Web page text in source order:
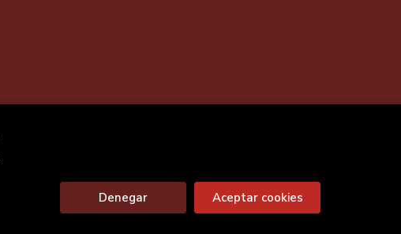
Denegar Aceptar cookies